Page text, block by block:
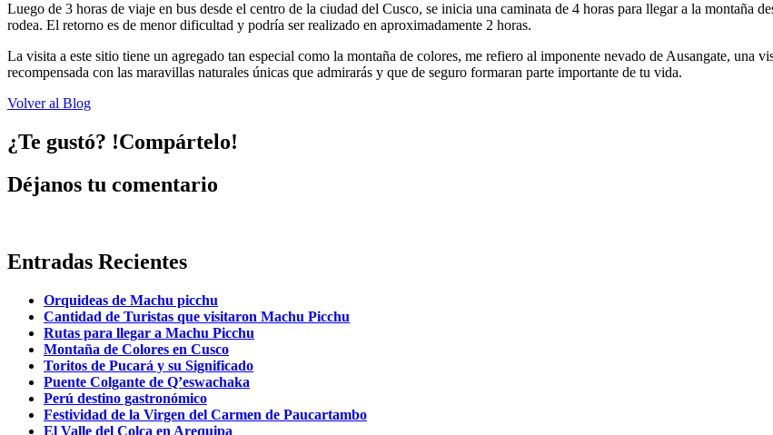
Luego de 3 horas de viaje en bus desde el centro de la ciudad del Cusco, se inicia una caminata de 4 horas para llegar a la montaña
rodea. El retorno es de menor dificultad y podría ser realizado en aproximadamente 2 horas.
La visita a este sitio tiene un agregado tan especial como la montaña de colores, me refiero al imponente nevado de Ausangate, una
recompensada con las maravillas naturales únicas que admirarás y que de seguro formaran parte importante de tu vida.
Volver al Blog
¿Te gustó? !Compártelo!
Déjanos tu comentario
Entradas Recientes
Orquideas de Machu picchu
Cantidad de Turistas que visitaron Machu Picchu
Rutas para llegar a Machu Picchu
Montaña de Colores en Cusco
Toritos de Pucará y su Significado
Puente Colgante de Q’eswachaka
Perú destino gastronómico
Festividad de la Virgen del Carmen de Paucartambo
El Valle del Colca en Arequipa